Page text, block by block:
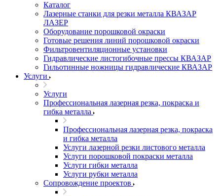
Каталог
Лазерные станки для резки металла КВАЗАР
ЛАЗЕР
Оборудование порошковой окраски
Готовые решения линий порошковой окраски
Фильтровентиляционные установки
Гидравлические листогибочные прессы КВАЗАР
Гильотинные ножницы гидравлические КВАЗАР
Услуги
Услуги
Профессиональная лазерная резка, покраска и
гибка металла
Профессиональная лазерная резка, покраска
и гибка металла
Услуги лазерной резки листового металла
Услуги порошковой покраски металла
Услуги гибки металла
Услуги рубки металла
Сопровождение проектов